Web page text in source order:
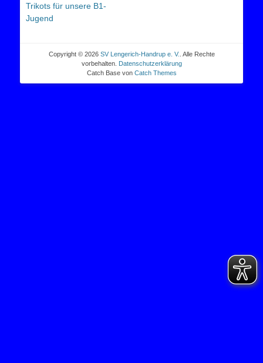
Beitrag:
Trikots für unsere B1-
Jugend
Copyright © 2026 SV Lengerich-Handrup e. V. . Alle Rechte
vorbehalten. Datenschutzerklärung
Catch Base von Catch Themes